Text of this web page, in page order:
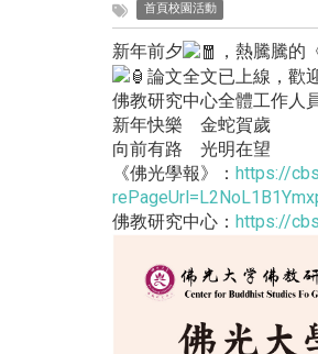
首頁校園活動
新年前夕 ，熱騰騰的
論文全文已上線，歡
佛教研究中心全體工作人
新年快樂 金蛇賀歲
向前有路 光明在望
《佛光學報》： https://
佛教研究中心： https://